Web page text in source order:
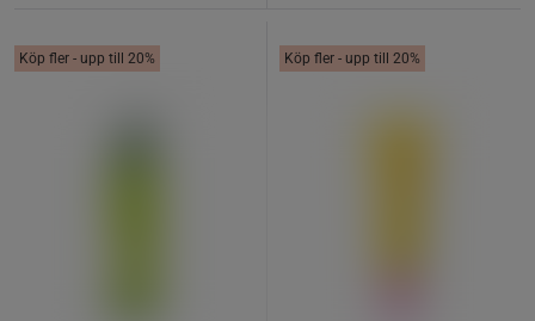
Köp fler - upp till 20% Köp fler - upp till 20%